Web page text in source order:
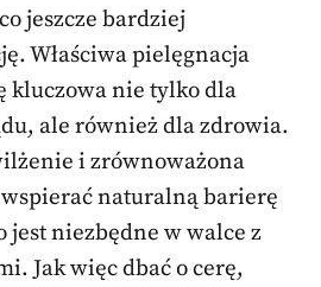
jeszcze bardziej
Właściwa pielęgnacja
kluczowa nie tylko dla
ale również dla zdrowia.
i zrównoważona
naturalną barierę
jest niezbędne w walce z
Jak więc dbać o cerę,